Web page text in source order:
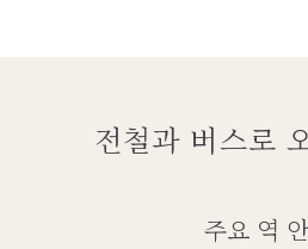
전철과 버스로
주요 역